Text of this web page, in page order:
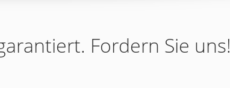
Fordern Sie uns!